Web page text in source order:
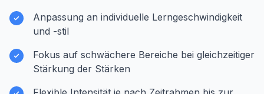
Anpassung an individuelle Lerngeschwindigkeit
und -stil
Fokus auf schwächere Bereiche bei gleichzeitiger
Stärkung der Stärken